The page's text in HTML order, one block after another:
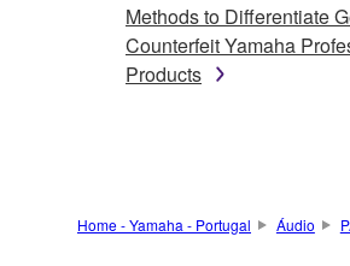
Methods to Differentiate
Counterfeit Yamaha
Products
Home - Yamaha - Portugal Áudio